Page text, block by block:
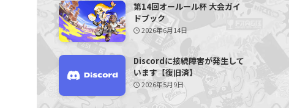
第14回オールール杯 大会ガイ
ドブック
2026年6月14日
Discordに接続障害が発生して
います【復旧済】
2026年5月9日